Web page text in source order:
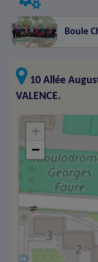
Boule
10 Allée
VALENCE.
+
−